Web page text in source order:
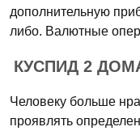
дополнительную
либо. Валютные
КУСПИД 2
Человеку больше
проявлять